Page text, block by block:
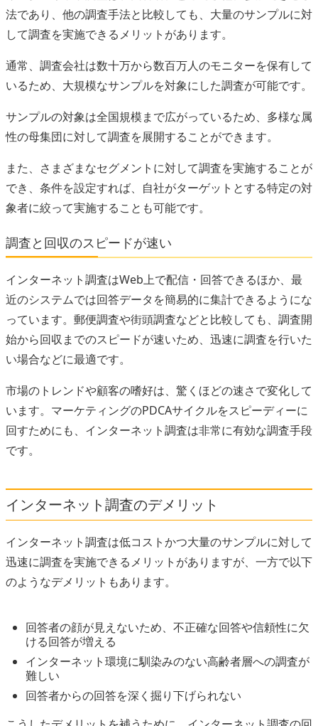
法であり、他の調査手法と比較しても、大量のサンプルに対
して調査を実施できるメリットがあります。
通常、調査会社は数十万から数百万人のモニターを保有して
いるため、大規模なサンプルを対象にした調査が可能です。
サンプルの対象は全国規模まで広がっているため、多様な属
性の母集団に対して調査を展開することができます。
また、さまざまなセグメントに対して調査を実施することが
でき、条件を設定すれば、自社がターゲットとする特定の対
象者に絞って実施することも可能です。
調査と回収のスピードが速い
インターネット調査はWeb上で配信・回答できるほか、最
近のシステムでは回答データを簡易的に集計できるようにな
っています。郵便調査や街頭調査などと比較しても、調査開
始から回収までのスピードが速いため、迅速に調査を行いた
い場合などに最適です。
市場のトレンドや顧客の嗜好は、驚くほどの速さで変化して
います。マーケティングのPDCAサイクルをスピーディーに
回すためにも、インターネット調査は非常に有効な調査手段
です。
インターネット調査のデメリット
インターネット調査は低コストかつ大量のサンプルに対して
迅速に調査を実施できるメリットがありますが、一方で以下
のようなデメリットもあります。
回答者の顔が見えないため、不正確な回答や信頼性に欠
ける回答が増える
インターネット環境に馴染みのない高齢者層への調査が
難しい
回答者からの回答を深く掘り下げられない